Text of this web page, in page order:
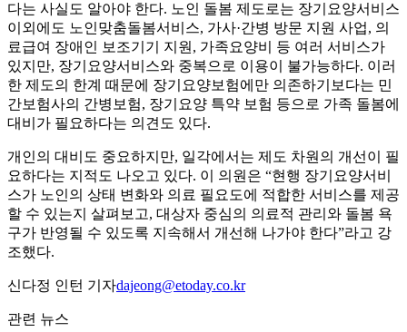
다는 사실도 알아야 한다. 노인 돌봄 제도로는 장기요양서비스
이외에도 노인맞춤돌봄서비스, 가사·간병 방문 지원 사업, 의
료급여 장애인 보조기기 지원, 가족요양비 등 여러 서비스가
있지만, 장기요양서비스와 중복으로 이용이 불가능하다. 이러
한 제도의 한계 때문에 장기요양보험에만 의존하기보다는 민
간보험사의 간병보험, 장기요양 특약 보험 등으로 가족 돌봄에
대비가 필요하다는 의견도 있다.
개인의 대비도 중요하지만, 일각에서는 제도 차원의 개선이 필
요하다는 지적도 나오고 있다. 이 의원은 “현행 장기요양서비
스가 노인의 상태 변화와 의료 필요도에 적합한 서비스를 제공
할 수 있는지 살펴보고, 대상자 중심의 의료적 관리와 돌봄 욕
구가 반영될 수 있도록 지속해서 개선해 나가야 한다”라고 강
조했다.
신다정 인턴 기자dajeong@etoday.co.kr
관련 뉴스